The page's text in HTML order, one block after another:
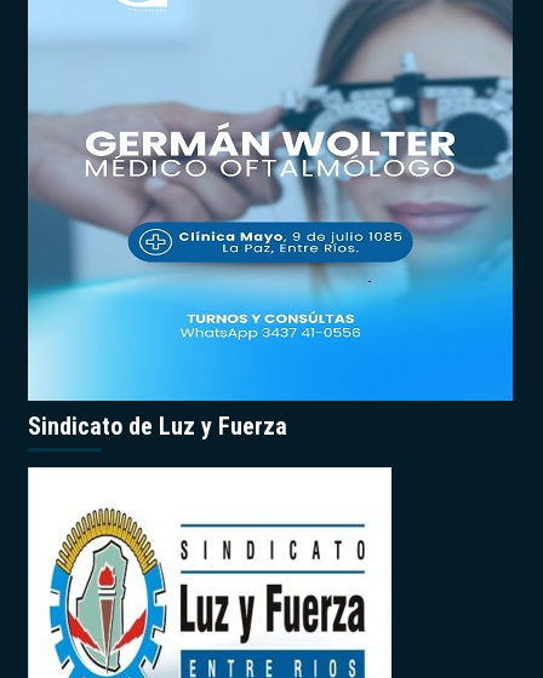
Sindicato de Luz y Fuerza